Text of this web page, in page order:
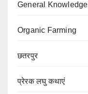
General Knowledge
Organic Farming
छतरपुर
प्रेरक लघु कथाएं